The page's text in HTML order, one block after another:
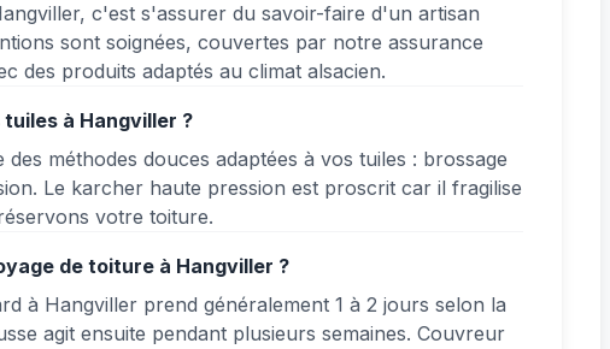
c'est s'assurer du savoir-faire d'un artisan
sont soignées, couvertes par notre assurance
des produits adaptés au climat alsacien.
à Hangviller ?
méthodes douces adaptées à vos tuiles : brossage
Le karcher haute pression est proscrit car il fragilise
votre toiture.
de toiture à Hangviller ?
à Hangviller prend généralement 1 à 2 jours selon la
agit ensuite pendant plusieurs semaines. Couvreur